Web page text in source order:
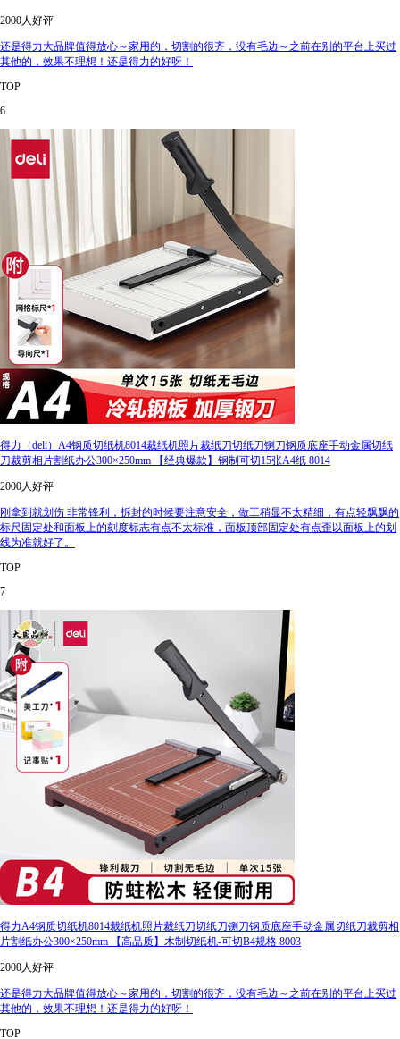
2000人好评
还是得力大品牌值得放心～家用的，切割的很齐，没有毛边～之前在别的平台上买过
其他的，效果不理想！还是得力的好呀！
TOP
6
得力（deli）A4钢质切纸机8014裁纸机照片裁纸刀切纸刀铡刀钢质底座手动金属切纸
刀裁剪相片割纸办公300×250mm 【经典爆款】钢制可切15张A4纸 8014
2000人好评
刚拿到就划伤 非常锋利，拆封的时候要注意安全，做工稍显不太精细，有点轻飘飘的
标尺固定处和面板上的刻度标志有点不太标准，面板顶部固定处有点歪以面板上的划
线为准就好了。
TOP
7
得力A4钢质切纸机8014裁纸机照片裁纸刀切纸刀铡刀钢质底座手动金属切纸刀裁剪相
片割纸办公300×250mm 【高品质】木制切纸机-可切B4规格 8003
2000人好评
还是得力大品牌值得放心～家用的，切割的很齐，没有毛边～之前在别的平台上买过
其他的，效果不理想！还是得力的好呀！
TOP